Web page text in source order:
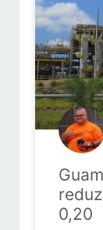
0,20